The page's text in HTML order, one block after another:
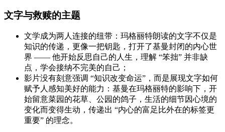
文字与救赎的主题
文学成为两人连接的纽带：玛格丽特朗读的文字不仅是
知识的传递，更像一把钥匙，打开了基曼封闭的内心世
界 —— 他开始反思自己的人生，理解 “笨拙” 并非缺
点，学会接纳不完美的自己；
影片没有刻意强调 “知识改变命运”，而是展现文字如何
赋予人感知美好的能力：基曼在玛格丽特的影响下，开
始留意菜园的花草、公园的鸽子，生活的细节因心境的
变化而变得生动，传递出 “内心的富足比外在的标签更
重要” 的理念。